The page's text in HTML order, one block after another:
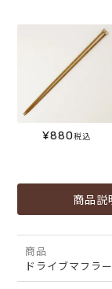
¥880税込
商品説
商品
ドライブマフラ